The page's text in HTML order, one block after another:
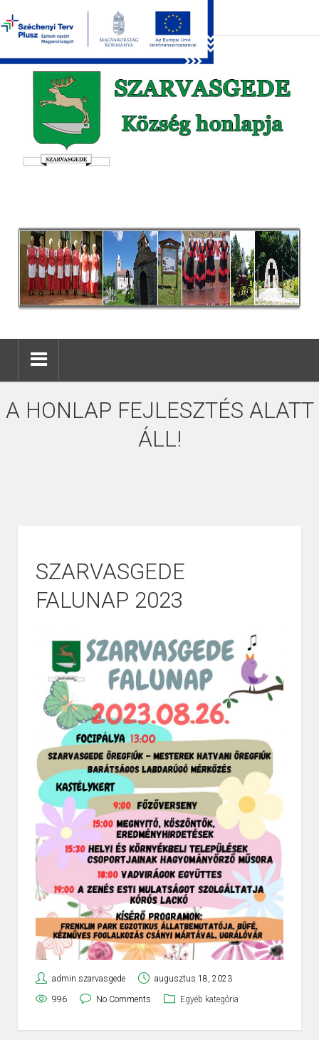
A HONLAP FEJLESZTÉS ALATT
ÁLL!
SZARVASGEDE
FALUNAP 2023
admin.szarvasgede augusztus 18, 2023
996 No Comments Egyéb kategória